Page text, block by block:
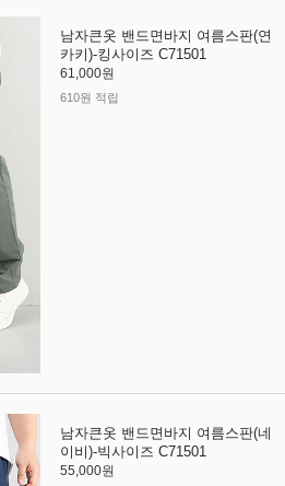
남자큰옷 밴드면바지 여름스판(연
카키)-킹사이즈 C71501
61,000원
610원 적립
남자큰옷 밴드면바지 여름스판(네
이비)-빅사이즈 C71501
55,000원